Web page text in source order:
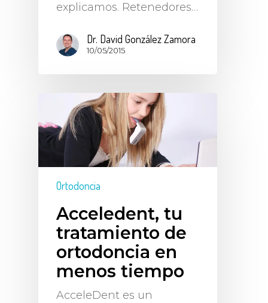
explicamos. Retenedores…
Dr. David González Zamora
10/05/2015
Ortodoncia
Acceledent, tu
tratamiento de
ortodoncia en
menos tiempo
AcceleDent es un